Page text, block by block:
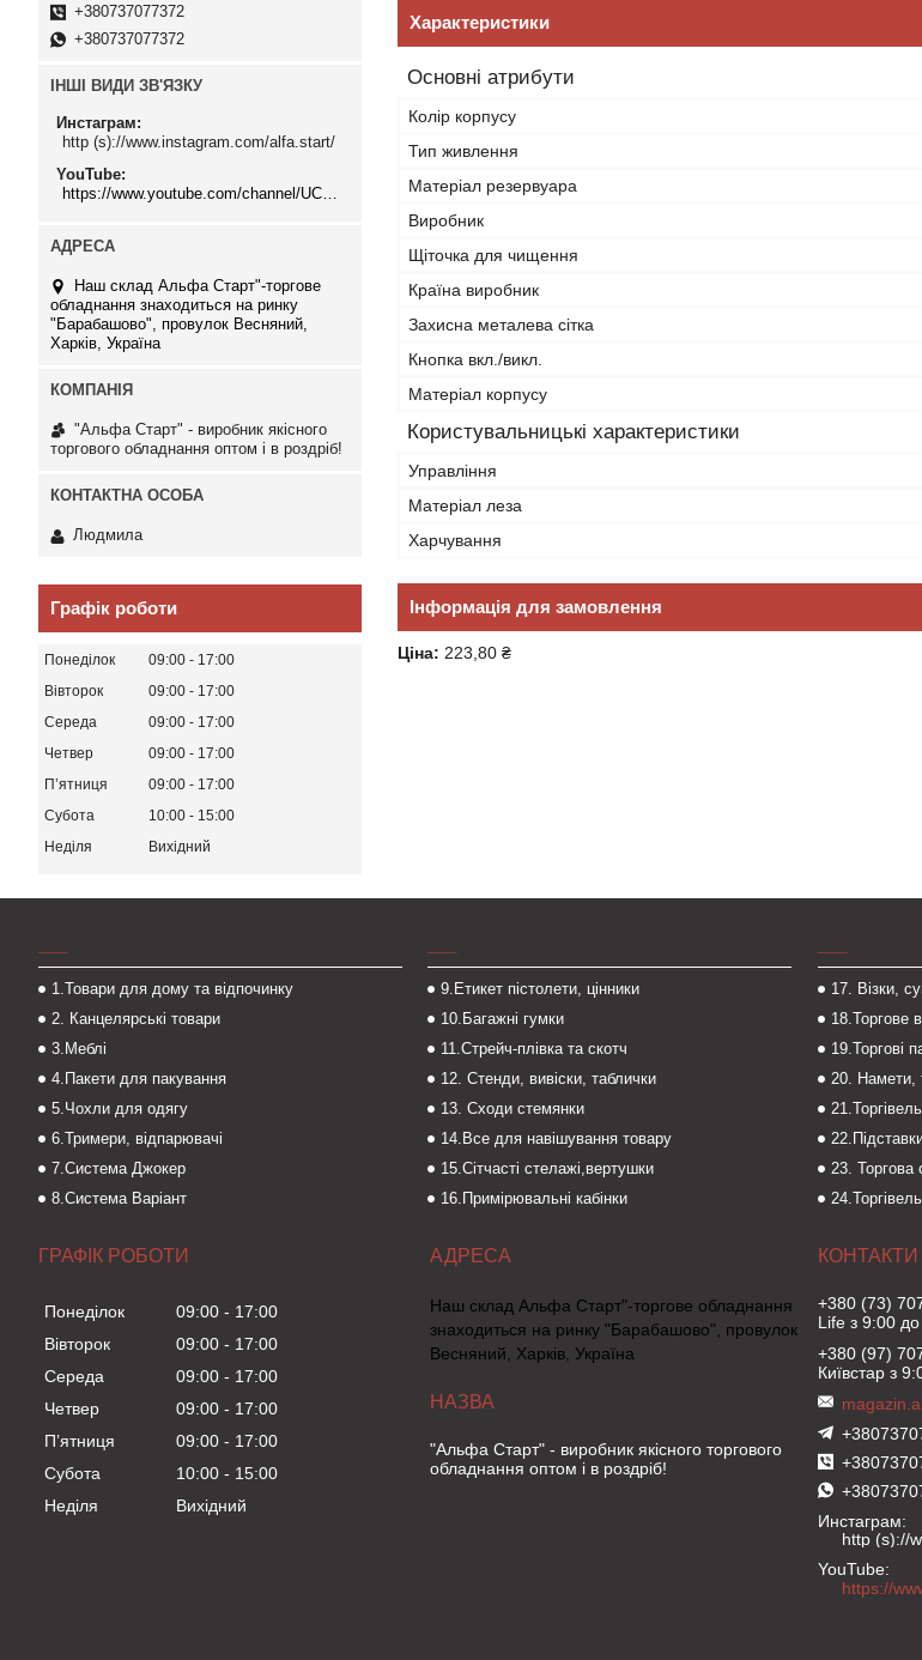
Характеристики
Основні атрибути
Колір корпусу
Тип живлення
Матеріал резервуара
Виробник
Щіточка для чищення
Країна виробник
Захисна металева сітка
Кнопка вкл./викл.
Матеріал корпусу
Користувальницькі характеристики
Управління
Матеріал леза
Харчування
Інформація для замовлення
Ціна: 223,80 ₴
+380737077372
+380737077372
ІНШІ ВИДИ ЗВ'ЯЗКУ
Инстаграм
http (s)://www.instagram.com/alfa.start/
YouTube
Наш склад Альфа Старт"-торгове
обладнання знаходиться на ринку
"Барабашово", провулок Весняний,
Харків, Україна
"Альфа Старт" - виробник якісного
торгового обладнання оптом і в роздріб!
Людмила
Графік роботи
Понеділок 09:00
17:00
Вівторок
09:00
17:00
Середа
09:00
17:00
Четвер
09:00
17:00
Пʼятниця
09:00
17:00
Субота
10:00
15:00
Неділя
Вихідний
1.Товари для дому та відпочинку
2. Канцелярські товари
3.Меблі
4.Пакети для пакування
5.Чохли для одягу
6.Тримери, відпарювачі
7.Система Джокер
8.Система Варіант
9.Етикет пістолети, цінники
10.Багажні гумки
11.Стрейч-плівка та скотч
12. Стенди, вивіски, таблички
13. Сходи стемянки
14.Все для навішування товару
15.Сітчасті стелажі,вертушки
16.Примірювальні кабінки
17. Візки,
18.Торгове
19.Торгові
20. Намети,
23. Торгова
ГРАФІК РОБОТИ
Понеділок 09:00
17:00
Вівторок
09:00
17:00
Середа
09:00
17:00
Четвер
09:00
17:00
Пʼятниця
09:00
17:00
Субота
10:00
15:00
Неділя
Вихідний
Наш склад Альфа Старт"-торгове обладнання
знаходиться на ринку "Барабашово", провулок
Весняний, Харків, Україна
"Альфа Старт" - виробник якісного торгового
обладнання оптом і в роздріб!
+380 (73)
Life з 9:00
+380 (97)
Київстар з
Инстаграм
http (s)://
YouTube